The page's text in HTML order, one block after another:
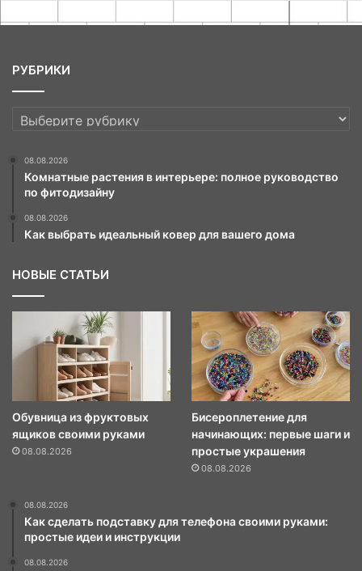
РУБРИКИ
РУБРИКИ
08.08.2026
Комнатные растения в интерьере: полное руководство
по фитодизайну
08.08.2026
Как выбрать идеальный ковер для вашего дома
НОВЫЕ СТАТЬИ
Обувница из фруктовых
ящиков своими руками
08.08.2026
Бисероплетение для
начинающих: первые шаги и
простые украшения
08.08.2026
08.08.2026
Как сделать подставку для телефона своими руками:
простые идеи и инструкции
08.08.2026